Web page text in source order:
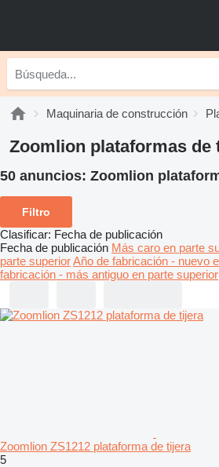
Maquinaria de construcción
Zoomlion plataformas de
50 anuncios: Zoomlion
Filtro
Clasificar: Fecha de publicación
Fecha de publicación Más caro en parte
parte superiorAño de fabricación - nuevo
fabricación - más antiguo en parte superior
Zoomlion ZS1212 plataforma de tijera
5